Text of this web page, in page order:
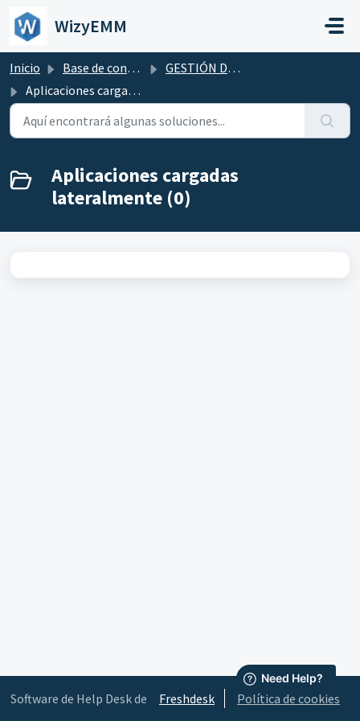
Saltar al contenido principal
WizyEMM
Inicio Base de conocimientos
GESTIÓN DE APLICACIONES
Aplicaciones cargadas lateralmente
Aplicaciones cargadas
lateralmente (0)
Software de Help Desk de Freshdesk Política de cookies